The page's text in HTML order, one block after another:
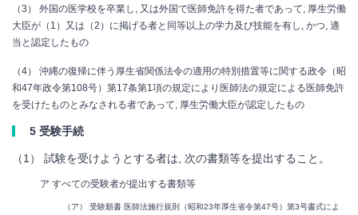
（3） 外国の医学校を卒業し, 又は外国で医師免許を得た者であって, 厚生労働
大臣が（1）又は（2）に掲げる者と同等以上の学力及び技能を有し, かつ, 適
当と認定したもの
（4） 沖縄の復帰に伴う厚生省関係法令の適用の特別措置等に関する政令（昭
和47年政令第108号）第17条第1項の規定により医師法の規定による医師免許
を受けたものとみなされる者であって, 厚生労働大臣が認定したもの
5 受験手続
（1） 試験を受けようとする者は, 次の書類等を提出すること。
ア すべての受験者が提出する書類等
（ア） 受験願書 医師法施行規則（昭和23年厚生省令第47号）第3号書式によ